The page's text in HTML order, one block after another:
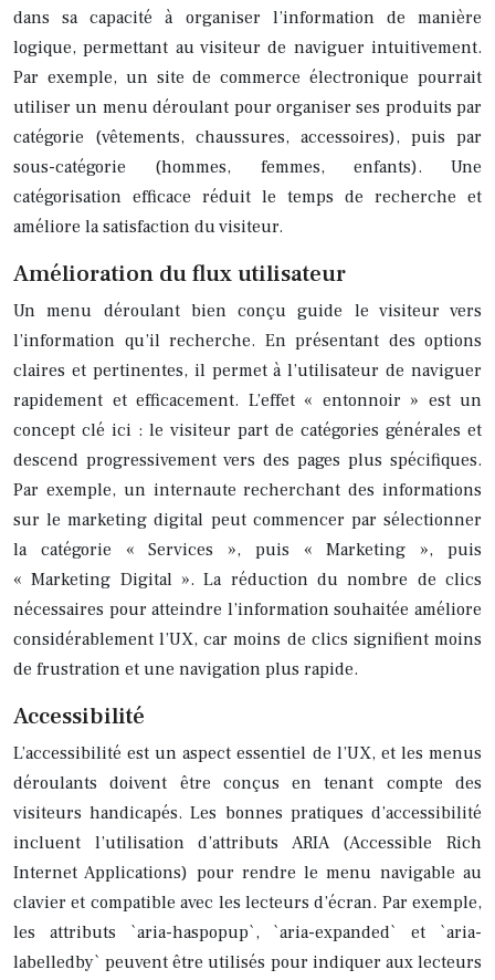
dans sa capacité à organiser l’information de manière
logique, permettant au visiteur de naviguer intuitivement.
Par exemple, un site de commerce électronique pourrait
utiliser un menu déroulant pour organiser ses produits par
catégorie (vêtements, chaussures, accessoires), puis par
sous-catégorie (hommes, femmes, enfants). Une
catégorisation efficace réduit le temps de recherche et
améliore la satisfaction du visiteur.
Amélioration du flux utilisateur
Un menu déroulant bien conçu guide le visiteur vers
l’information qu’il recherche. En présentant des options
claires et pertinentes, il permet à l’utilisateur de naviguer
rapidement et efficacement. L’effet « entonnoir » est un
concept clé ici : le visiteur part de catégories générales et
descend progressivement vers des pages plus spécifiques.
Par exemple, un internaute recherchant des informations
sur le marketing digital peut commencer par sélectionner
la catégorie « Services », puis « Marketing », puis
« Marketing Digital ». La réduction du nombre de clics
nécessaires pour atteindre l’information souhaitée améliore
considérablement l’UX, car moins de clics signifient moins
de frustration et une navigation plus rapide.
Accessibilité
L’accessibilité est un aspect essentiel de l’UX, et les menus
déroulants doivent être conçus en tenant compte des
visiteurs handicapés. Les bonnes pratiques d’accessibilité
incluent l’utilisation d’attributs ARIA (Accessible Rich
Internet Applications) pour rendre le menu navigable au
clavier et compatible avec les lecteurs d’écran. Par exemple,
les attributs `aria-haspopup`, `aria-expanded` et `aria-
labelledby` peuvent être utilisés pour indiquer aux lecteurs